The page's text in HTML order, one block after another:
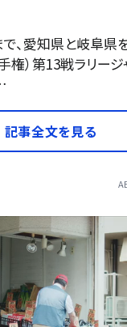
、愛知県と岐阜県
権）第13戦ラリー
記事全文を見る